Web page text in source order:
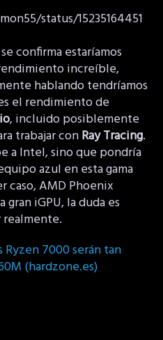
status/15235164451
confirma estaríamos
increíble,
hablando tendríamos
el rendimiento de
, incluido posiblemente
trabajar conRay Tracing.
a Intel, sino que pondría
azul en esta gama
caso, AMD Phoenix
iGPU, la duda es
Ryzen 7000 serán tan
(hardzone.es)